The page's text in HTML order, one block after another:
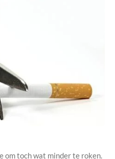
om toch wat minder te roken.